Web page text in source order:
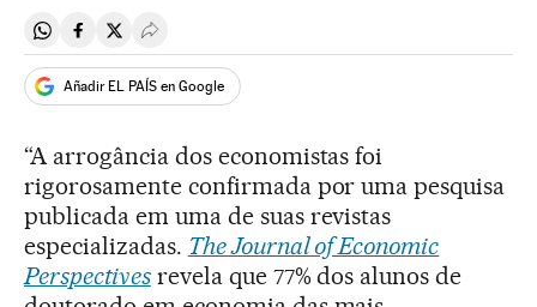
Compartir en Whatsapp
Compartir en Facebook
Compartir en Twitter
Desplegar Redes Sociales
Añadir EL PAÍS en Google
“A arrogância dos economistas foi
rigorosamente confirmada por uma pesquisa
publicada em uma de suas revistas
especializadas. The Journal of Economic
Perspectivesrevela que 77% dos alunos de